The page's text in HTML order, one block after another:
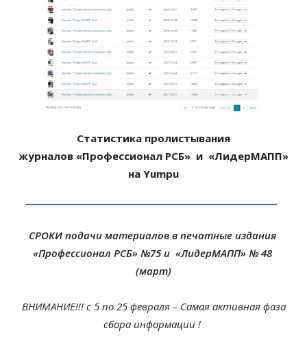
Статистика пролистывания
журналов «Профессионал РСБ» и «ЛидерМАПП»
на Yumpu
СРОКИ подачи материалов в печатные издания
«Профессионал РСБ» №75 и «ЛидерМАПП» № 48
(март)
ВНИМАНИЕ!!! с 5 по 25 февраля – Самая активная фаза
сбора информации !